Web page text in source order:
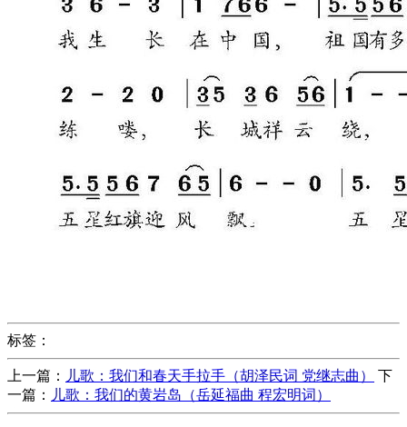
标签：
上一篇： 儿歌：我们和春天手拉手（胡泽民词 党继志曲）
下
一篇：
儿歌：我们的黄岩岛（岳延福曲 程宏明词）